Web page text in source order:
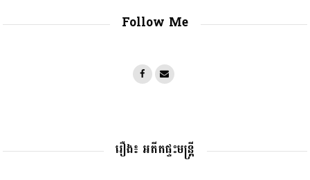
Follow Me
រឿង៖ អតីតផ្ទះមន្រ្តី